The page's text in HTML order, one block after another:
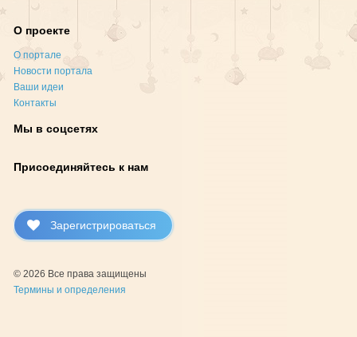
О проекте
О портале
Новости портала
Ваши идеи
Контакты
Мы в соцсетях
Присоединяйтесь к нам
Зарегистрироваться
© 2026 Все права защищены
Термины и определения